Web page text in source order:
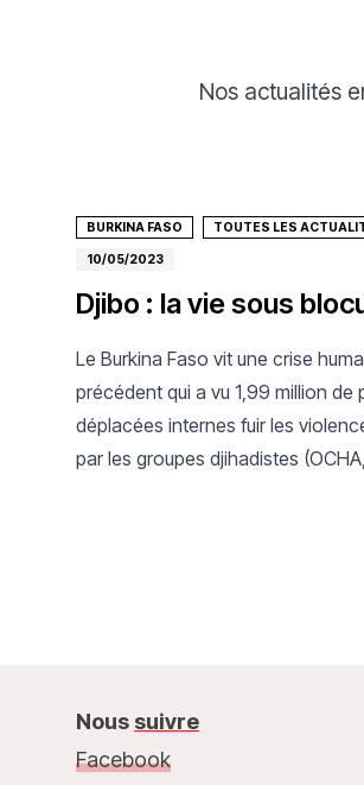
Nos actualités
BURKINA FASO TOUTES LES
10/05/2023
Djibo : la vie sous
Le Burkina Faso vit une crise
précédent qui a vu 1,99 million de
déplacées internes fuir les
par les groupes djihadistes
Nous suivre
Facebook